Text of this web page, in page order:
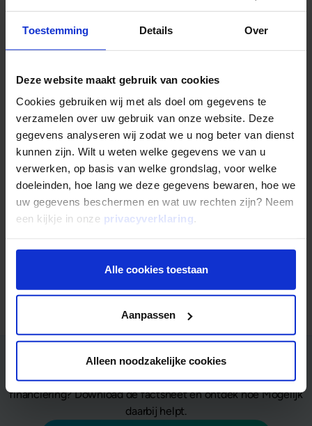
Toestemming Details Over
Deze website maakt gebruik van cookies
Cookies gebruiken wij met als doel om gegevens te
verzamelen over uw gebruik van onze website. Deze
gegevens analyseren wij zodat we u nog beter van dienst
kunnen zijn. Wilt u weten welke gegevens we van u
verwerken, op basis van welke grondslag, voor welke
doeleinden, hoe lang we deze gegevens bewaren, hoe we
uw gegevens beschermen en wat uw rechten zijn? Neem
een kijkje in onze privacyverklaring.
Alle cookies toestaan
Aanpassen
Alleen noodzakelijke cookies
landelijke dekking
Twee jaar na de start, telt Cygnus Finance Support 17
met landelijke dekking. Zowel financiers als
ondernemers weten ons steeds beter te vinden. Het is
mooi dat we voor beiden mogelijkheden kunnen
creëren”, besluit Leon.
Gepubliceerd op 30 juli 2018
Deel dit artikel:
Deel op LinkedIn
Deel via Whatsapp
Deel via email
Terug naar overzicht
Wil je jouw klant beter begeleiden bij het kiezen van de juiste
financiering? Download de factsheet en ontdek hoe Mogelijk
daarbij helpt.